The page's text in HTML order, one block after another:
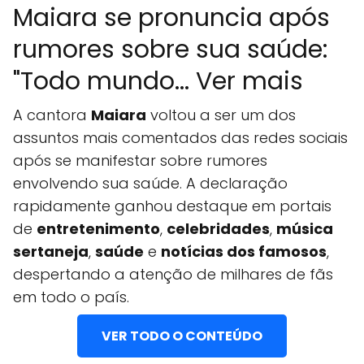
Maiara se pronuncia após
rumores sobre sua saúde:
"Todo mundo... Ver mais
A cantora Maiara voltou a ser um dos
assuntos mais comentados das redes sociais
após se manifestar sobre rumores
envolvendo sua saúde. A declaração
rapidamente ganhou destaque em portais
de entretenimento, celebridades, música
sertaneja, saúde e notícias dos famosos,
despertando a atenção de milhares de fãs
em todo o país.
VER TODO O CONTEÚDO